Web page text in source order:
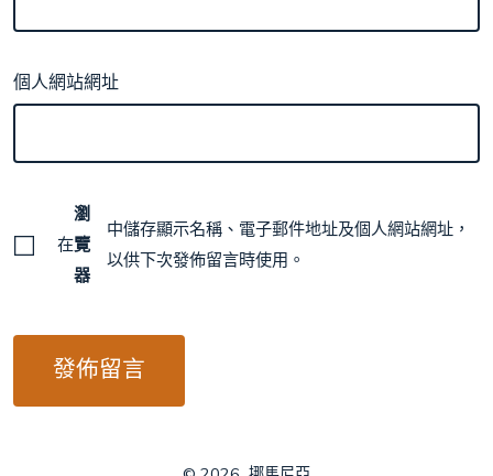
個人網站網址
在
瀏
覽
器
中儲存顯示名稱、電子郵件地址及個人網站網址，
以供下次發佈留言時使用。